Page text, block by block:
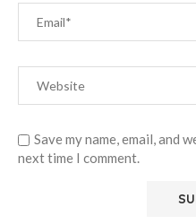
Save my name, email, and
next time I comment.